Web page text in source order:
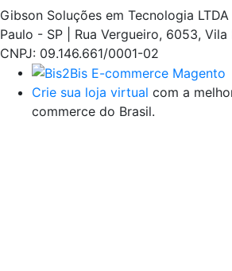
Gibson Soluções em Tecnologia
Paulo - SP | Rua Vergueiro, 6053, Vila
CNPJ: 09.146.661/0001-02
Crie sua loja virtual com a
commerce do Brasil.